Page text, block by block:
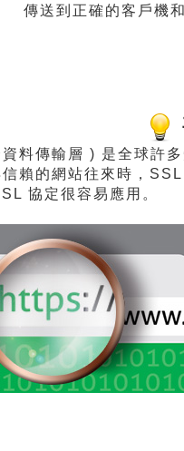
傳送到正確的客戶機
傳輸層 ) 是全球許多
賴的網站往來時，
協定很容易應用。